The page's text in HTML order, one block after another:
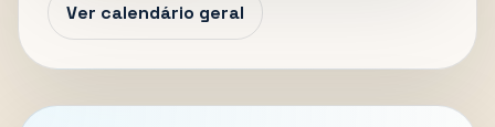
Ver calendário geral